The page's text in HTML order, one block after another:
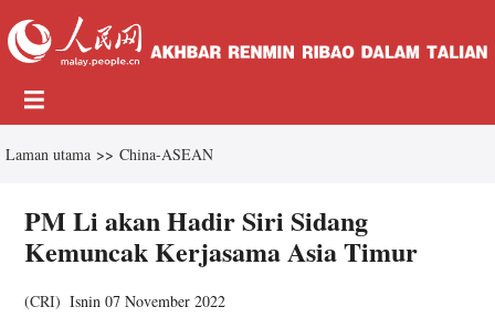
Laman utama >> China-ASEAN
PM Li akan Hadir Siri Sidang
Kemuncak Kerjasama Asia Timur
(CRI) Isnin 07 November 2022